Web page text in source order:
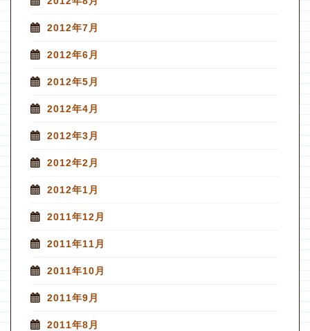
2012年7月
2012年6月
2012年5月
2012年4月
2012年3月
2012年2月
2012年1月
2011年12月
2011年11月
2011年10月
2011年9月
2011年8月